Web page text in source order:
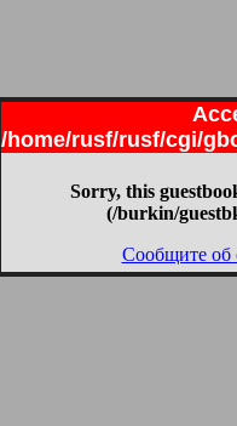
/home/rusf/rusf/cgi/
Sorry, this
(/burkin/
Сообщите об